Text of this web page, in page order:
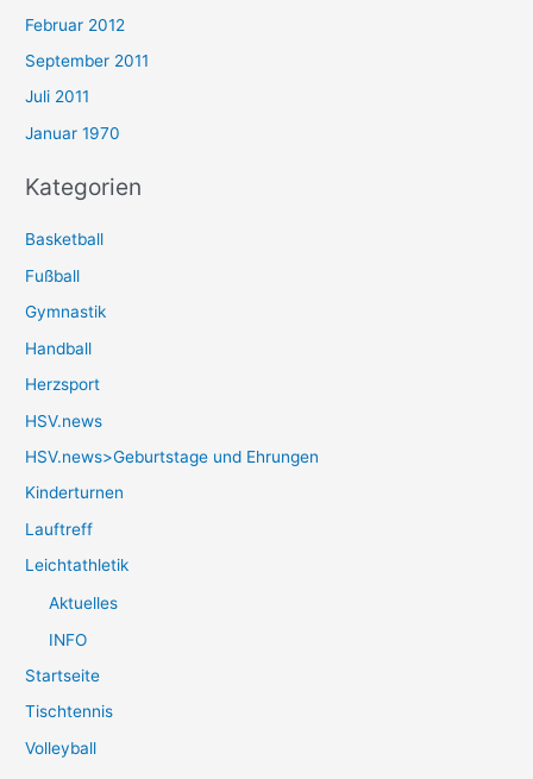
Februar 2012
September 2011
Juli 2011
Januar 1970
Kategorien
Basketball
Fußball
Gymnastik
Handball
Herzsport
HSV.news
HSV.news>Geburtstage und Ehrungen
Kinderturnen
Lauftreff
Leichtathletik
Aktuelles
INFO
Startseite
Tischtennis
Volleyball